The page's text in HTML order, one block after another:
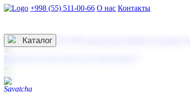
+998 (55) 511-00-66 О нас Контакты
3D гравировка
☰
Контакты
Каталог